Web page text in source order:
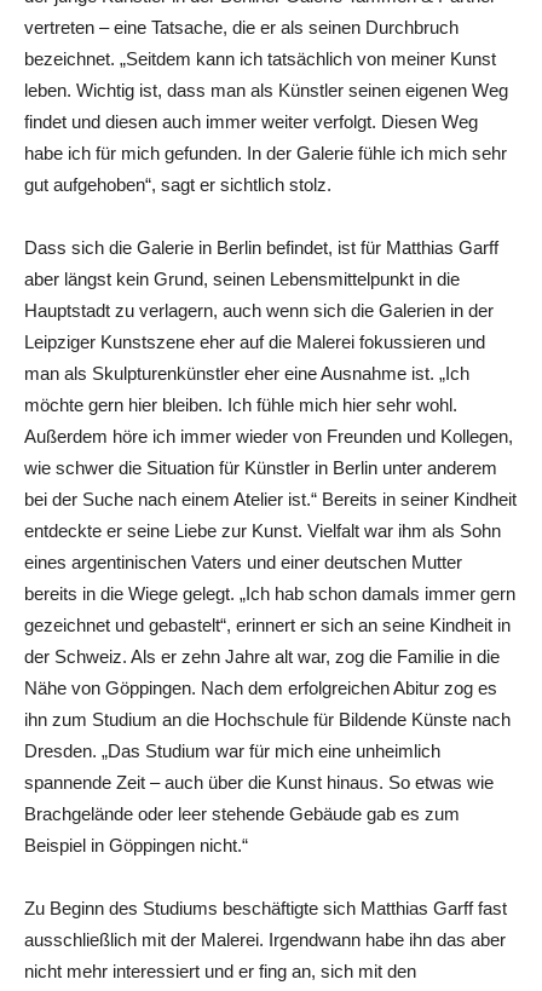
vertreten – eine Tatsache, die er als seinen Durchbruch
bezeichnet. „Seitdem kann ich tatsächlich von meiner Kunst
leben. Wichtig ist, dass man als Künstler seinen eigenen Weg
findet und diesen auch immer weiter verfolgt. Diesen Weg
habe ich für mich gefunden. In der Galerie fühle ich mich sehr
gut aufgehoben“, sagt er sichtlich stolz.
Dass sich die Galerie in Berlin befindet, ist für Matthias Garff
aber längst kein Grund, seinen Lebensmittelpunkt in die
Hauptstadt zu verlagern, auch wenn sich die Galerien in der
Leipziger Kunstszene eher auf die Malerei fokussieren und
man als Skulpturenkünstler eher eine Ausnahme ist. „Ich
möchte gern hier bleiben. Ich fühle mich hier sehr wohl.
Außerdem höre ich immer wieder von Freunden und Kollegen,
wie schwer die Situation für Künstler in Berlin unter anderem
bei der Suche nach einem Atelier ist.“ Bereits in seiner Kindheit
entdeckte er seine Liebe zur Kunst. Vielfalt war ihm als Sohn
eines argentinischen Vaters und einer deutschen Mutter
bereits in die Wiege gelegt. „Ich hab schon damals immer gern
gezeichnet und gebastelt“, erinnert er sich an seine Kindheit in
der Schweiz. Als er zehn Jahre alt war, zog die Familie in die
Nähe von Göppingen. Nach dem erfolgreichen Abitur zog es
ihn zum Studium an die Hochschule für Bildende Künste nach
Dresden. „Das Studium war für mich eine unheimlich
spannende Zeit – auch über die Kunst hinaus. So etwas wie
Brachgelände oder leer stehende Gebäude gab es zum
Beispiel in Göppingen nicht.“
Zu Beginn des Studiums beschäftigte sich Matthias Garff fast
ausschließlich mit der Malerei. Irgendwann habe ihn das aber
nicht mehr interessiert und er fing an, sich mit den